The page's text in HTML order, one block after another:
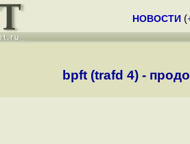
НОВОСТИ (
bpft (trafd 4) -